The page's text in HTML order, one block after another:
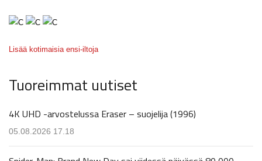
Lisää kotimaisia ensi-iltoja
Tuoreimmat uutiset
4K UHD -arvostelussa Eraser – suojelija (1996)
05.08.2026 17.18